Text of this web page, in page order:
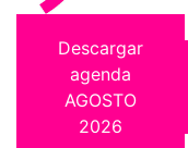
Descargar
agenda
AGOSTO
2026